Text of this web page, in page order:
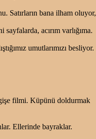
Satırların bana ilham oluyor,
acırım varlığıma.
umutlarımızı besliyor.
filmi. Küpünü doldurmak
Ellerinde bayraklar.